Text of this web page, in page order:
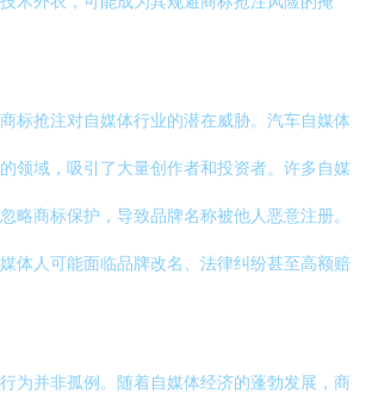
标抢注对自媒体行业的潜在威胁。汽车自媒体
领域，吸引了大量创作者和投资者。许多自媒
略商标保护，导致品牌名称被他人恶意注册。
体人可能面临品牌改名、法律纠纷甚至高额赔
为并非孤例。随着自媒体经济的蓬勃发展，商